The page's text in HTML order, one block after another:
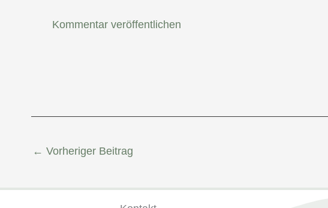
← Vorheriger Beitrag